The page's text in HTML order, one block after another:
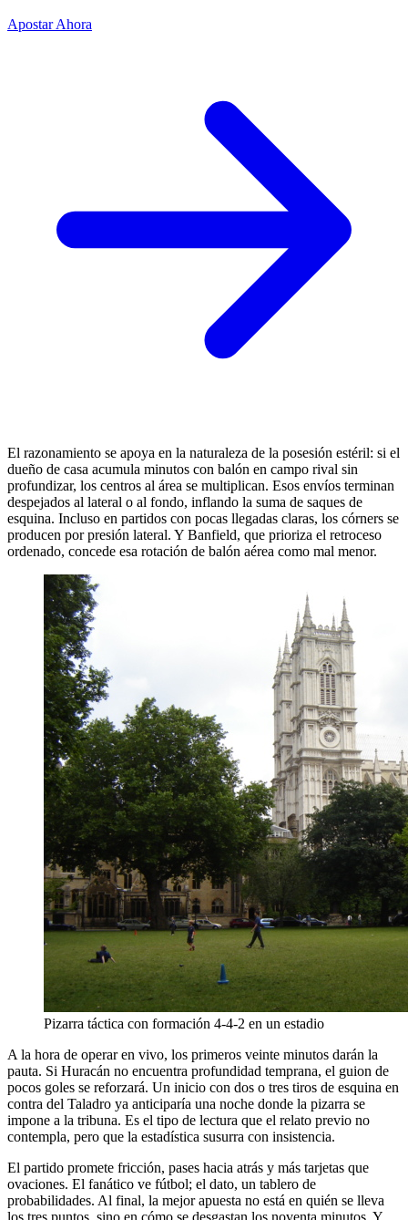
Apostar Ahora
El razonamiento se apoya en la naturaleza de la posesión estéril: si el
dueño de casa acumula minutos con balón en campo rival sin
profundizar, los centros al área se multiplican. Esos envíos terminan
despejados al lateral o al fondo, inflando la suma de saques de
esquina. Incluso en partidos con pocas llegadas claras, los córners se
producen por presión lateral. Y Banfield, que prioriza el retroceso
ordenado, concede esa rotación de balón aérea como mal menor.
Pizarra táctica con formación 4-4-2 en un estadio
A la hora de operar en vivo, los primeros veinte minutos darán la
pauta. Si Huracán no encuentra profundidad temprana, el guion de
pocos goles se reforzará. Un inicio con dos o tres tiros de esquina en
contra del Taladro ya anticiparía una noche donde la pizarra se
impone a la tribuna. Es el tipo de lectura que el relato previo no
contempla, pero que la estadística susurra con insistencia.
El partido promete fricción, pases hacia atrás y más tarjetas que
ovaciones. El fanático ve fútbol; el dato, un tablero de
probabilidades. Al final, la mejor apuesta no está en quién se lleva